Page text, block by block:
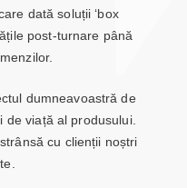
dată soluții ‘box
post-turnare până
dumneavoastră de
viață al produsului.
cu clienții noștri